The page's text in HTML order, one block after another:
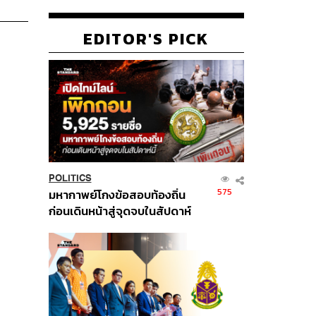
EDITOR'S PICK
POLITICS
มหากาพย์โกงข้อสอบท้องถิ่น
ก่อนเดินหน้าสู่จุดจบในสัปดาห์
575